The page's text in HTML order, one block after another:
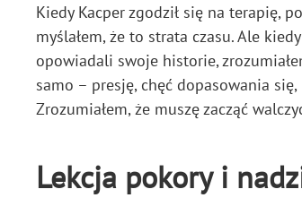
Kiedy Kacper zgodził się na terapię,
myślałem, że to strata czasu. Ale
opowiadali swoje historie,
samo – presję, chęć dopasowania
Zrozumiałem, że muszę zacząć
Lekcja pokory i